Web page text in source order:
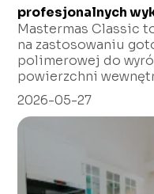
profesjonalnych
Mastermas Classic
na zastosowaniu
polimerowej do
powierzchni
2026-05-27